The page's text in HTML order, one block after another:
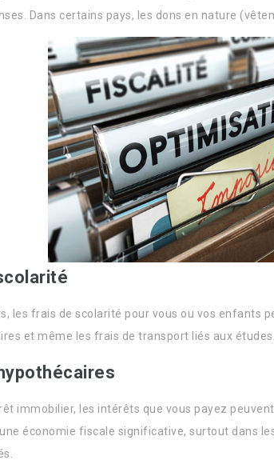
Dans certains pays, les dons en nature
les frais de scolarité pour vous ou vos enfants
et même les frais de transport liés aux études.
immobilier, les intérêts que vous payez
économie fiscale significative, surtout dans